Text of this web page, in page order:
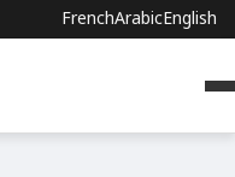
FrenchArabicEnglish